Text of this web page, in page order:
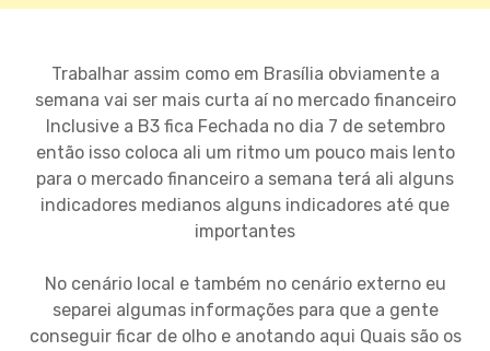
Trabalhar assim como em Brasília obviamente a
semana vai ser mais curta aí no mercado financeiro
Inclusive a B3 fica Fechada no dia 7 de setembro
então isso coloca ali um ritmo um pouco mais lento
para o mercado financeiro a semana terá ali alguns
indicadores medianos alguns indicadores até que
importantes
No cenário local e também no cenário externo eu
separei algumas informações para que a gente
conseguir ficar de olho e anotando aqui Quais são os